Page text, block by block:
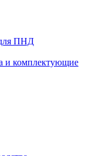
ПНД
и комплектующие